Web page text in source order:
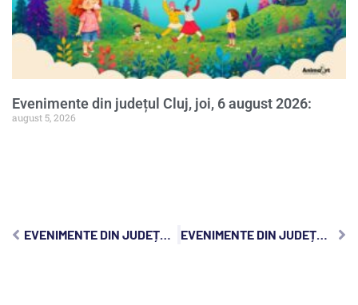
Evenimente din județul Cluj, joi, 6 august 2026:
august 5, 2026
EVENIMENTE DIN JUDEȚUL CLUJ, DUMINICĂ, 1 FEBRUARIE 2026: EVENIMENTE DIN JUDEȚUL CLUJ, MARȚI, 3 FEBRUARIE 2026: